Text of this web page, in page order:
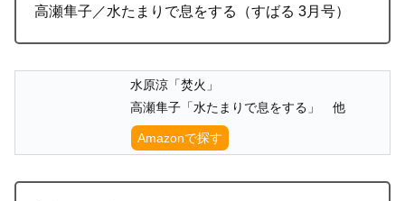
高瀬隼子／水たまりで息をする（すばる 3月号）
水原涼「焚火」
高瀬隼子「水たまりで息をする」 他
Amazonで探す